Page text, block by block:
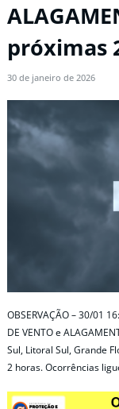
próximas
30 de janeiro de 2026
OBSERVAÇÃO – 30/01
DE VENTO e
Sul, Litoral Sul, Grande
2 horas. Ocorrências